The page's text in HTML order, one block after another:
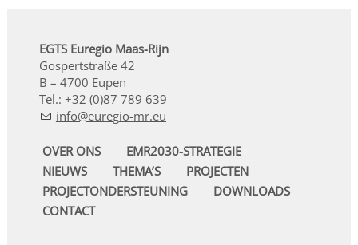
EGTS Euregio Maas-Rijn
Gospertstraße 42
B – 4700 Eupen
Tel.: +32 (0)87 789 639
nf
r g -mr
OVER ONS
EMR2030-STRATEGIE
NIEUWS
THEMA’S
PROJECTEN
PROJECTONDERSTEUNING
DOWNLOADS
CONTACT